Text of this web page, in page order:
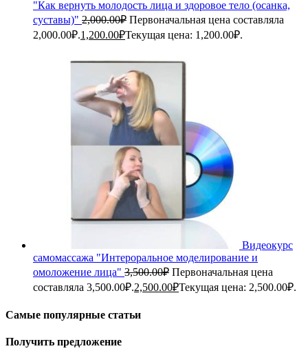
"Как вернуть молодость лица и здоровое тело (осанка,
суставы)" 2,000.00₽ Первоначальная цена составляла
2,000.00₽.1,200.00₽Текущая цена: 1,200.00₽.
Видеокурс
самомассажа "Интероральное моделирование и
омоложение лица" 3,500.00₽ Первоначальная цена
составляла 3,500.00₽.2,500.00₽Текущая цена: 2,500.00₽.
Самые популярные статьи
Получить предложение